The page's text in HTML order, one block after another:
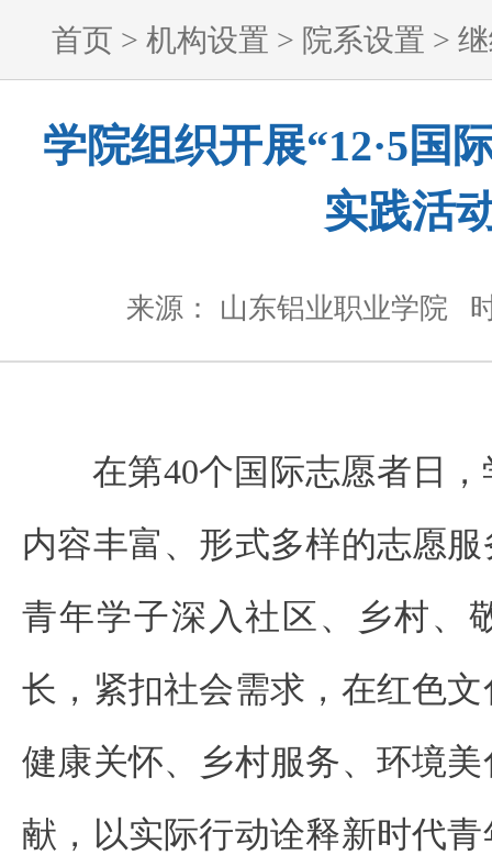
首页 > 机构设置 > 院系设置 >
学院组织开展“12·5国
实践活
来源： 山东铝业职业学院
在第40个国际志愿者日
内容丰富、形式多样的志愿
青年学子深入社区、乡村、
长，紧扣社会需求，在红色
健康关怀、乡村服务、环境
献，以实际行动诠释新时代